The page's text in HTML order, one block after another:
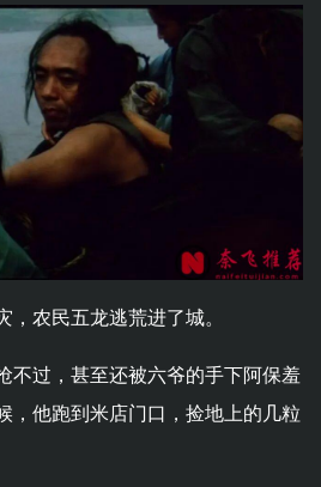
，农民五龙逃荒进了城。
不过，甚至还被六爷的手下阿保羞
，他跑到米店门口，捡地上的几粒